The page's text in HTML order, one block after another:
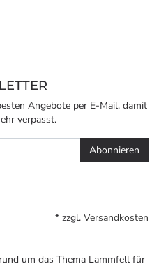
Angebote per E-Mail, damit
verpasst.
Abonnieren
* zzgl. Versandkosten
um das Thema Lammfell für